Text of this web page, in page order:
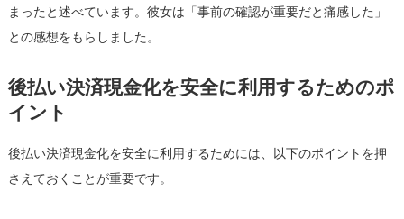
まったと述べています。彼女は「事前の確認が重要だと痛感した」
との感想をもらしました。
後払い決済現金化を安全に利用するためのポ
イント
後払い決済現金化を安全に利用するためには、以下のポイントを押
さえておくことが重要です。